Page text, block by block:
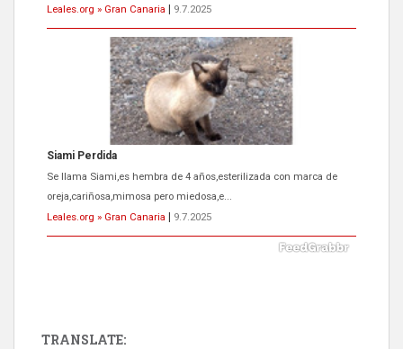
Leales.org » Gran Canaria
9.7.2025
Siami Perdida
Se llama Siami,es hembra de 4 años,esterilizada con marca de
oreja,cariñosa,mimosa pero miedosa,e...
Leales.org » Gran Canaria
9.7.2025
TRANSLATE: